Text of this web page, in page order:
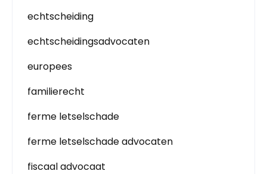
echtscheiding
echtscheidingsadvocaten
europees
familierecht
ferme letselschade
ferme letselschade advocaten
fiscaal advocaat